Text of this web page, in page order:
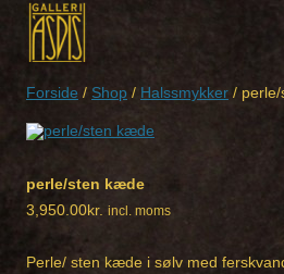
Hop
til
indhold
Forside / Shop / Halssmykker /
perle/sten kæde
3,950.00kr. incl. moms
Perle/ sten kæde i sølv med